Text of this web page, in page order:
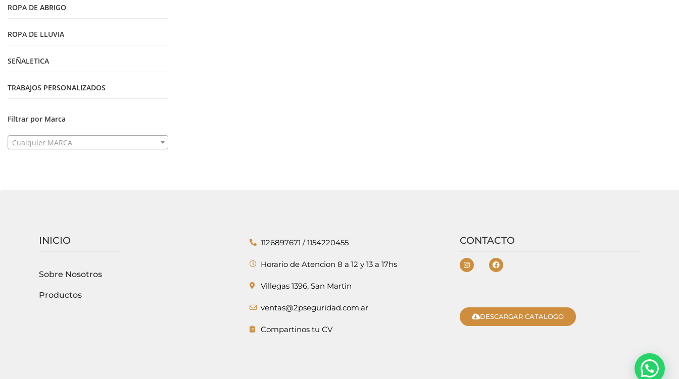
ROPA DE ABRIGO
ROPA DE LLUVIA
SEÑALETICA
TRABAJOS PERSONALIZADOS
Filtrar por Marca
Cualquier MARCA
INICIO
Sobre Nosotros
Productos
1126897671 / 1154220455
Horario de Atencion 8 a 12 y 13 a 17hs
Villegas 1396, San Martin
ventas@2pseguridad.com.ar
Compartinos tu CV
CONTACTO
DESCARGAR CATALOGO